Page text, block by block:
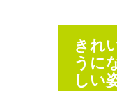
きれ
うに
しい